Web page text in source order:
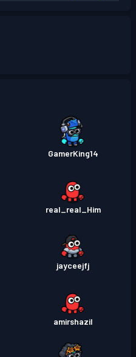
Poziom
2
GamerKing14
real_real_Him
jayceejfj
amirshazil